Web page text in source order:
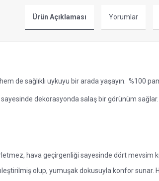
Ürün Açıklaması Yorumlar
de sağlıklı uykuyu bir arada yaşayın. %100
dekorasyonda salaş bir görünüm sağlar.
hava geçirgenliği sayesinde dört mevsim
olup, yumuşak dokusuyla konfor